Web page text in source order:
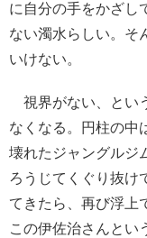
に自分の手をかざし
ない濁水らしい。そ
いけない。
視界がない、とい
なくなる。円柱の中
壊れたジャングルジ
ろうじてくぐり抜け
てきたら、再び浮上
この伊佐治さんとい